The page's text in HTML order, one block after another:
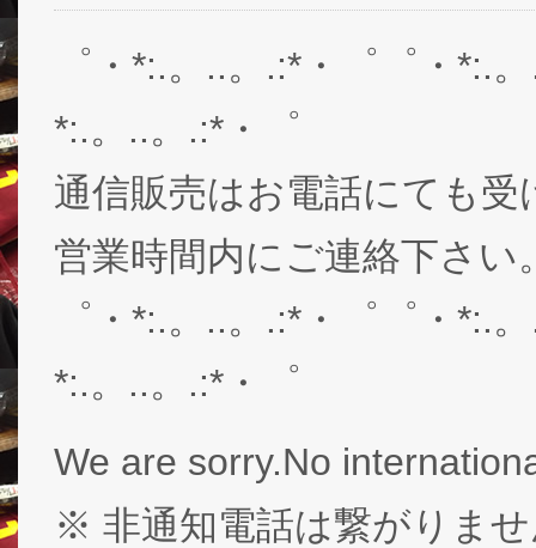
゜・*:.。..。.:*・゜゜・*:.
*:.。..。.:*・゜
通信販売はお電話にても
営業時間内にご連絡下さい
゜・*:.。..。.:*・゜゜・*:.
*:.。..。.:*・゜
We are sorry.No
※ 非通知電話は繋がりま